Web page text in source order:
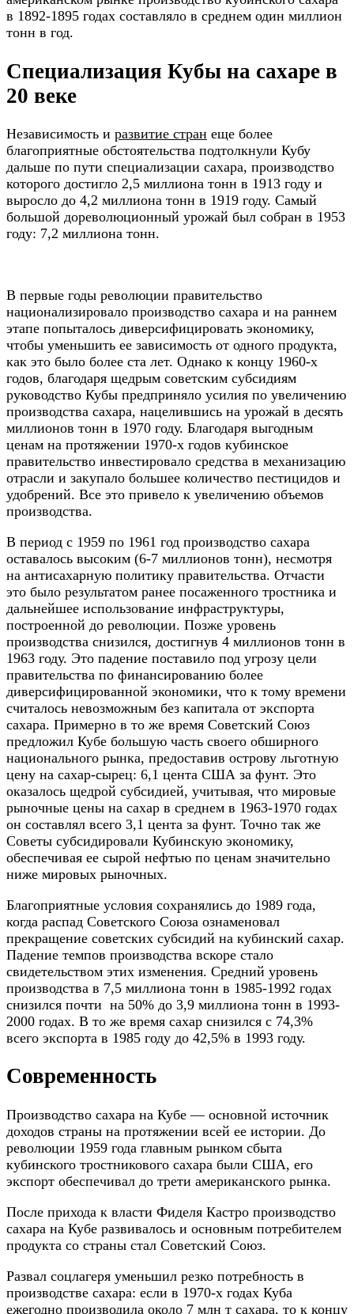
в 1892-1895 годах составляло в среднем один миллион
тонн в год.
Специализация Кубы на сахаре в
20 веке
Независимость и развитие стран еще более
благоприятные обстоятельства подтолкнули Кубу
дальше по пути специализации сахара, производство
которого достигло 2,5 миллиона тонн в 1913 году и
выросло до 4,2 миллиона тонн в 1919 году. Самый
большой дореволюционный урожай был собран в 1953
году: 7,2 миллиона тонн.
В первые годы революции правительство
национализировало производство сахара и на раннем
этапе попыталось диверсифицировать экономику,
чтобы уменьшить ее зависимость от одного продукта,
как это было более ста лет. Однако к концу 1960-х
годов, благодаря щедрым советским субсидиям
руководство Кубы предприняло усилия по увеличению
производства сахара, нацелившись на урожай в десять
миллионов тонн в 1970 году. Благодаря выгодным
ценам на протяжении 1970-х годов кубинское
правительство инвестировало средства в механизацию
отрасли и закупало большее количество пестицидов и
удобрений. Все это привело к увеличению объемов
производства.
В период с 1959 по 1961 год производство сахара
оставалось высоким (6-7 миллионов тонн), несмотря
на антисахарную политику правительства. Отчасти
это было результатом ранее посаженного тростника и
дальнейшее использование инфраструктуры,
построенной до революции. Позже уровень
производства снизился, достигнув 4 миллионов тонн в
1963 году. Это падение поставило под угрозу цели
правительства по финансированию более
диверсифицированной экономики, что к тому времени
считалось невозможным без капитала от экспорта
сахара. Примерно в то же время Советский Союз
предложил Кубе большую часть своего обширного
национального рынка, предоставив острову льготную
цену на сахар-сырец: 6,1 цента США за фунт. Это
оказалось щедрой субсидией, учитывая, что мировые
рыночные цены на сахар в среднем в 1963-1970 годах
он составлял всего 3,1 цента за фунт. Точно так же
Советы субсидировали Кубинскую экономику,
обеспечивая ее сырой нефтью по ценам значительно
ниже мировых рыночных.
Благоприятные условия сохранялись до 1989 года,
когда распад Советского Союза ознаменовал
прекращение советских субсидий на кубинский сахар.
Падение темпов производства вскоре стало
свидетельством этих изменения. Средний уровень
производства в 7,5 миллиона тонн в 1985-1992 годах
снизился почти на 50% до 3,9 миллиона тонн в 1993-
2000 годах. В то же время сахар снизился с 74,3%
всего экспорта в 1985 году до 42,5% в 1993 году.
Современность
Производство сахара на Кубе — основной источник
доходов страны на протяжении всей ее истории. До
революции 1959 года главным рынком сбыта
кубинского тростникового сахара были США, его
экспорт обеспечивал до трети американского рынка.
После прихода к власти Фиделя Кастро производство
сахара на Кубе развивалось и основным потребителем
продукта со страны стал Советский Союз.
Развал соцлагеря уменьшил резко потребность в
производстве сахара: если в 1970-х годах Куба
ежегодно производила около 7 млн т сахара, то к концу